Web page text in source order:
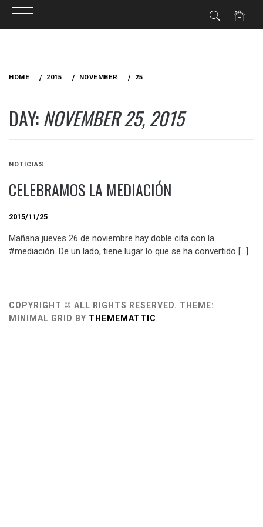
HOME 2015 NOVEMBER 25
DAY:NOVEMBER 25, 2015
NOTICIAS
CELEBRAMOS LA MEDIACIÓN
2015/11/25
Mañana jueves 26 de noviembre hay doble cita con la
#mediación. De un lado, tiene lugar lo que se ha convertido […]
COPYRIGHT © ALL RIGHTS RESERVED. THEME:
MINIMAL GRID BY THEMEMATTIC